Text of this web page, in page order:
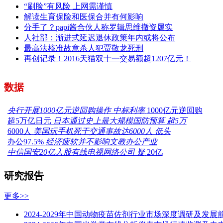
“刷脸”有风险 上网需谨慎
解读生育保险和医保合并有何影响
分手了？papi酱合伙人称罗辑思维撤资属实
人社部：渐进式延迟退休政策年内或将公布
最高法核准故意杀人犯贾敬龙死刑
再创记录！2016天猫双十一交易额超1207亿元！
数据
央行开展1000亿元逆回购操作 中标利率 1000亿元逆回购
超5万亿日元 日本通过史上最大规模国防预算 超5万
6000人 美国玩手机死于交通事故达6000人 低头
办公97.5% 经济疲软并不影响文教办公产业
中信国安20亿入股有线电视网络公司 疑 20亿
研究报告
更多>>
2024-2029年中国动物疫苗佐剂行业市场深度调研及发展